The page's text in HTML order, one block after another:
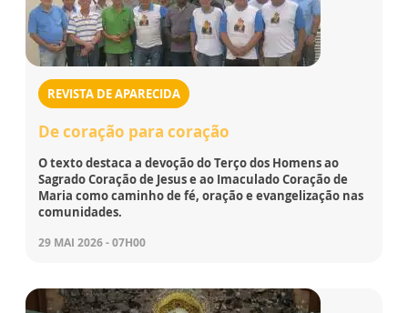
REVISTA DE APARECIDA
De coração para coração
O texto destaca a devoção do Terço dos Homens ao
Sagrado Coração de Jesus e ao Imaculado Coração de
Maria como caminho de fé, oração e evangelização nas
comunidades.
29 MAI 2026 - 07H00